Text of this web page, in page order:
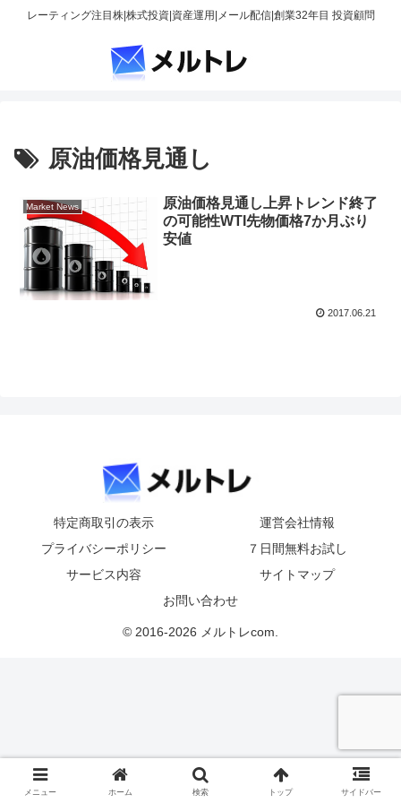
レーティング注目株|株式投資|資産運用|メール配信|創業32年目 投資顧問
原油価格見通し
Market News
原油価格見通し上昇トレンド終了
の可能性WTI先物価格7か月ぶり
安値
2017.06.21
特定商取引の表示
運営会社情報
プライバシーポリシー
７日間無料お試し
サービス内容
サイトマップ
お問い合わせ
© 2016-2026 メルトレcom.
メニュー ホーム 検索 トップ サイドバー